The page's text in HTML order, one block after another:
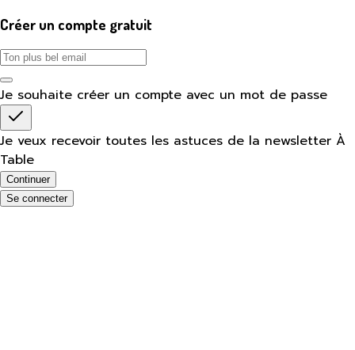
Créer un compte gratuit
Je souhaite créer un compte avec un mot de passe
Je veux recevoir toutes les astuces de la newsletter À
Table
Continuer
Se connecter